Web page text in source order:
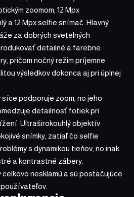
zoomom, 12 Mpx
a 12 Mpx selfie snímač. Hlavný
za dobrých svetelných
detailné a farebne
pričom nočný režim príjemne
výsledkov dokonca aj pri úplnej
podporuje zoom, no jeho
detailnosť fotiek pri
Ultraširokouhlý objektív
snímky, zatiaľ čo selfie
s dynamikou tieňov, no inak
a kontrastné zábery.
nesklamú a sú postačujúce